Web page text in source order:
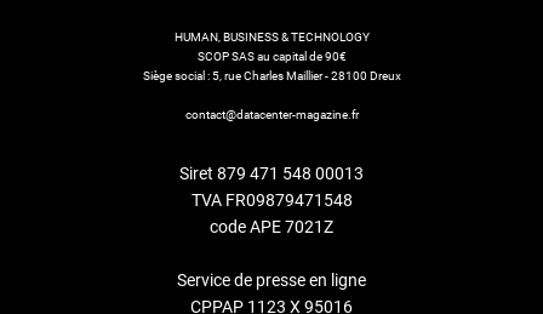
HUMAN, BUSINESS & TECHNOLOGY
SCOP SAS au capital de 90€
Siège social : 5, rue Charles Maillier - 28100 Dreux
contact@datacenter-magazine.fr
Siret 879 471 548 00013
TVA FR09879471548
code APE 7021Z
Service de presse en ligne
CPPAP 1123 X 95016